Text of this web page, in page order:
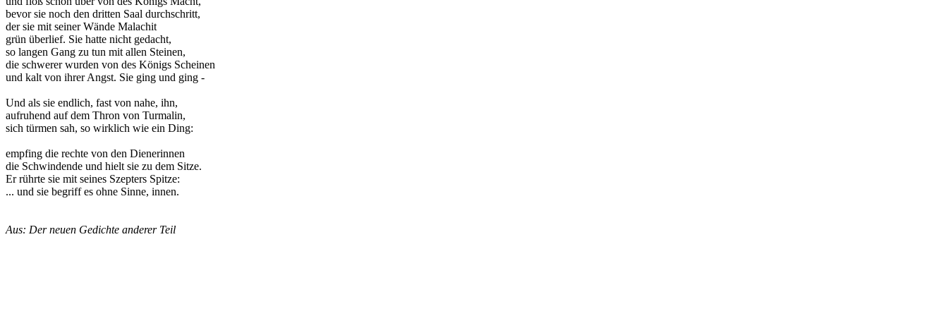
bevor sie noch den dritten Saal durchschritt,
der sie mit seiner Wände Malachit
grün überlief. Sie hatte nicht gedacht,
so langen Gang zu tun mit allen Steinen,
die schwerer wurden von des Königs Scheinen
und kalt von ihrer Angst. Sie ging und ging -
Und als sie endlich, fast von nahe, ihn,
aufruhend auf dem Thron von Turmalin,
sich türmen sah, so wirklich wie ein Ding:
empfing die rechte von den Dienerinnen
die Schwindende und hielt sie zu dem Sitze.
Er rührte sie mit seines Szepters Spitze:
... und sie begriff es ohne Sinne, innen.
Aus: Der neuen Gedichte anderer Teil